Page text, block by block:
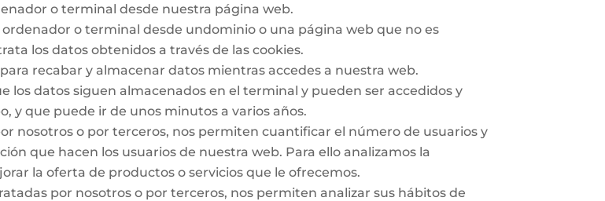
o terminal desde nuestra página web.
o terminal desde undominio o una página web que no es
los datos obtenidos a través de las cookies.
recabar y almacenar datos mientras accedes a nuestra web.
los datos siguen almacenados en el terminal y pueden ser accedidos y
que puede ir de unos minutos a varios años.
nosotros o por terceros, nos permiten cuantificar el número de usuarios y
que hacen los usuarios de nuestra web. Para ello analizamos la
la oferta de productos o servicios que le ofrecemos.
por nosotros o por terceros, nos permiten analizar sus hábitos de